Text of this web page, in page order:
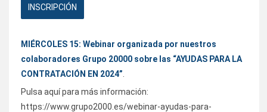
INSCRIPCIÓN
MIÉRCOLES 15: Webinar organizada por nuestros
colaboradores Grupo 20000 sobre las “AYUDAS PARA LA
CONTRATACIÓN EN 2024”
Pulsa aquí para más información:
https://www.grupo2000.es/webinar-ayudas-para-